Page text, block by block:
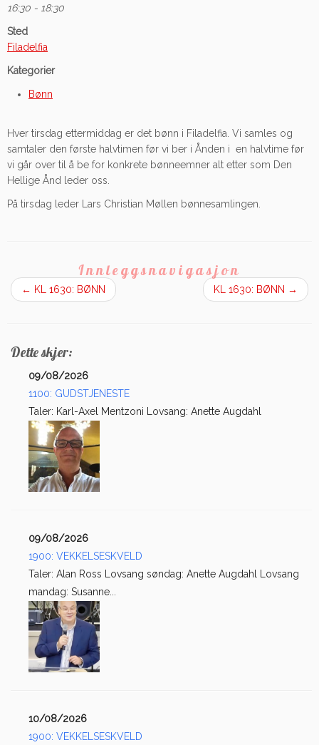
16:30 - 18:30
Sted
Filadelfia
Kategorier
Bønn
Hver tirsdag ettermiddag er det bønn i Filadelfia. Vi samles og
samtaler den første halvtimen før vi ber i Ånden i en halvtime før
vi går over til å be for konkrete bønneemner alt etter som Den
Hellige Ånd leder oss.
På tirsdag leder Lars Christian Møllen bønnesamlingen.
Innleggsnavigasjon
← KL 1630: BØNN KL 1630: BØNN →
Dette skjer:
09/08/2026
1100: GUDSTJENESTE
Taler: Karl-Axel Mentzoni Lovsang: Anette Augdahl
09/08/2026
1900: VEKKELSESKVELD
Taler: Alan Ross Lovsang søndag: Anette Augdahl Lovsang
mandag: Susanne...
10/08/2026
1900: VEKKELSESKVELD